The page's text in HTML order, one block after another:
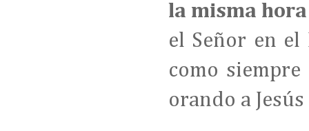
la misma
el Señor en el
como
orando a